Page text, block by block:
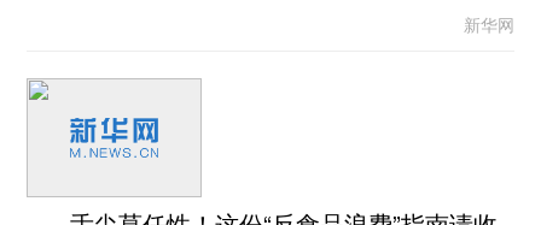
新华网